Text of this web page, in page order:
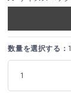
数量を選択する： 1